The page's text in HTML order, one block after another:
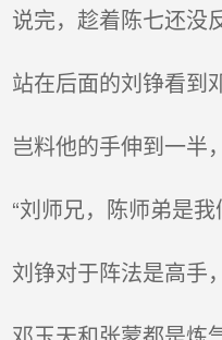
说完，趁着陈七还没
站在后面的刘铮看到
岂料他的手伸到一半
“刘师兄，陈师弟是我
刘铮对于阵法是高手